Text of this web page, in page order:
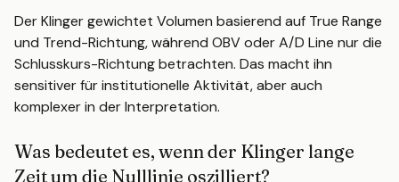
Der Klinger gewichtet Volumen basierend auf True Range
und Trend-Richtung, während OBV oder A/D Line nur die
Schlusskurs-Richtung betrachten. Das macht ihn
sensitiver für institutionelle Aktivität, aber auch
komplexer in der Interpretation.
Was bedeutet es, wenn der Klinger lange
Zeit um die Nulllinie oszilliert?